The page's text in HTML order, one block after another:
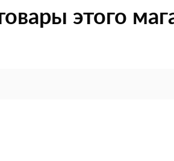
этого